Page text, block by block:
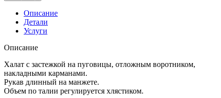
Описание
Детали
Услуги
Описание
Халат с застежкой на пуговицы, отложным воротником,
накладными карманами.
Рукав длинный на манжете.
Объем по талии регулируется хлястиком.